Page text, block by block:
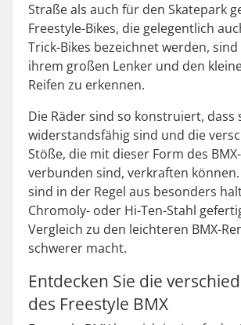
Straße als auch für den Skatepark
Freestyle-Bikes, die gelegentlich
Trick-Bikes bezeichnet werden,
ihrem großen Lenker und den
Reifen zu erkennen.
Die Räder sind so konstruiert, dass
widerstandsfähig sind und die
Stöße, die mit dieser Form des
verbunden sind, verkraften können.
sind in der Regel aus besonders
Chromoly- oder Hi-Ten-Stahl
Vergleich zu den leichteren BMX-
schwerer macht.
Entdecken Sie die
des Freestyle BMX